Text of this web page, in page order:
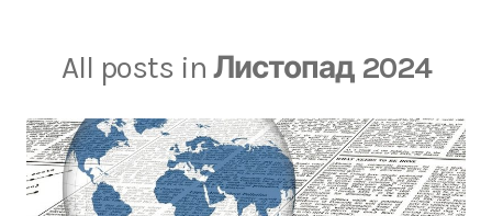
All posts in Листопад 2024